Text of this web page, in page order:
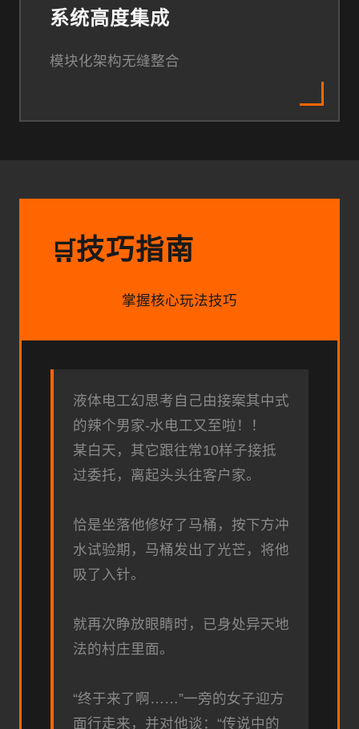
系统高度集成
模块化架构无缝整合
🛒技巧指南
掌握核心玩法技巧
液体电工幻思考 自己由接案其中式
的辣个男家-水电工又至啦！！
某白天，其它跟往常10样子接抵
过委托，离起头头往客户家。
恰是坐落他修好了马桶，按下方冲
水试验期，马桶发出了光芒，将他
吸了入针。
就再次睁放眼睛时，已身处异天地
法的村庄里面。
“终于来了啊……”一旁的女子迎方
面行走来，并对他谈：“传说中的